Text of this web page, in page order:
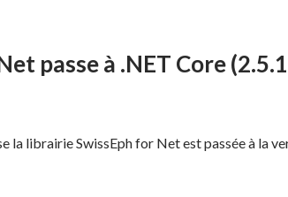
passe à .NET Core
la librairie SwissEph for Net est passée à la